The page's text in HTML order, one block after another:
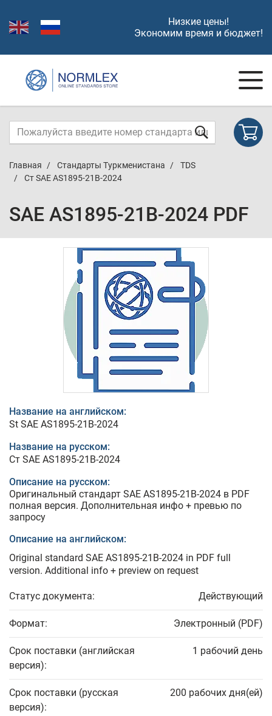
Низкие цены!
Экономим время и бюджет!
Главная Стандарты Туркменистана
TDS
Ст SAE AS1895-21B-2024
SAE AS1895-21B-2024 PDF
Название на английском:
St SAE AS1895-21B-2024
Название на русском:
Ст SAE AS1895-21B-2024
Описание на русском:
Оригинальный стандарт SAE AS1895-21B-2024 в PDF
полная версия. Дополнительная инфо + превью по
запросу
Описание на английском:
Original standard SAE AS1895-21B-2024 in PDF full
version. Additional info + preview on request
Статус документа: Действующий
Формат: Электронный (PDF)
Срок поставки (английская
версия):
1 рабочий день
Срок поставки (русская
версия):
200 рабочих дня(ей)